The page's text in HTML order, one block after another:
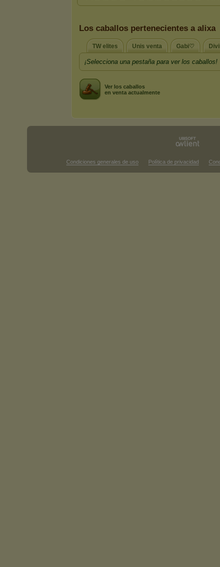
Los caballos pertenecientes a alixa
TW elites Unis venta Gabi♡
¡Selecciona una pestaña para ver los caballos!
Ver los caballos
en venta actualmente
Condiciones generales de uso Política de privacidad